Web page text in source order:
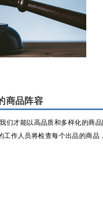
商品阵容
们才能以高品质和多样化的商品
作人员将检查每个出品的商品